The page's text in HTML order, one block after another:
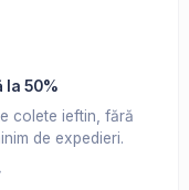
la 50%
colete ieftin, fără
de expedieri.